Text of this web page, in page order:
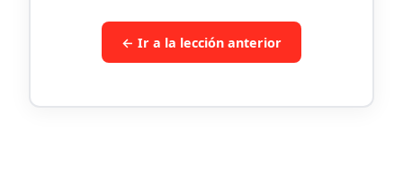
← Ir a la lección anterior